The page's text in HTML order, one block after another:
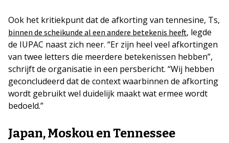
Ook het kritiekpunt dat de afkorting van tennesine, Ts,
binnen de scheikunde al een andere betekenis heeft, legde
de IUPAC naast zich neer. “Er zijn heel veel afkortingen
van twee letters die meerdere betekenissen hebben”,
schrijft de organisatie in een persbericht. “Wij hebben
geconcludeerd dat de context waarbinnen de afkorting
wordt gebruikt wel duidelijk maakt wat ermee wordt
bedoeld.”
Japan, Moskou en Tennessee